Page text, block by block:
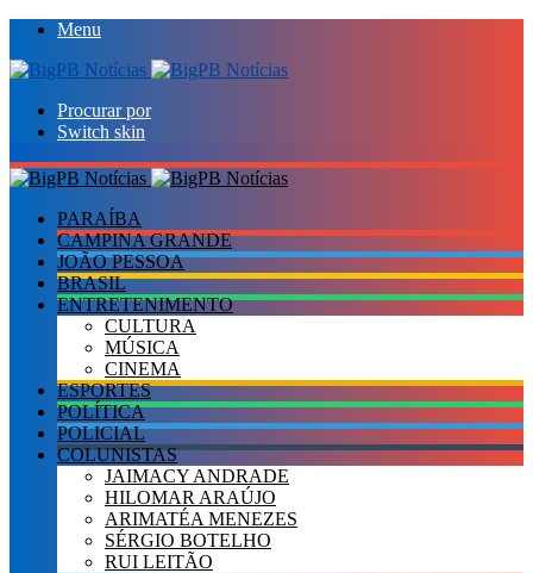
Menu
Procurar por
Switch skin
PARAÍBA
CAMPINA GRANDE
JOÃO PESSOA
BRASIL
ENTRETENIMENTO
CULTURA
MÚSICA
CINEMA
ESPORTES
POLÍTICA
POLICIAL
COLUNISTAS
JAIMACY ANDRADE
HILOMAR ARAÚJO
ARIMATÉA MENEZES
SÉRGIO BOTELHO
RUI LEITÃO